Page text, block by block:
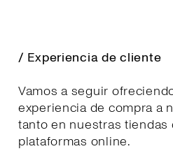
/ Experiencia de cliente
Vamos a seguir
experiencia de compra a
tanto en nuestras tiendas
plataformas online.